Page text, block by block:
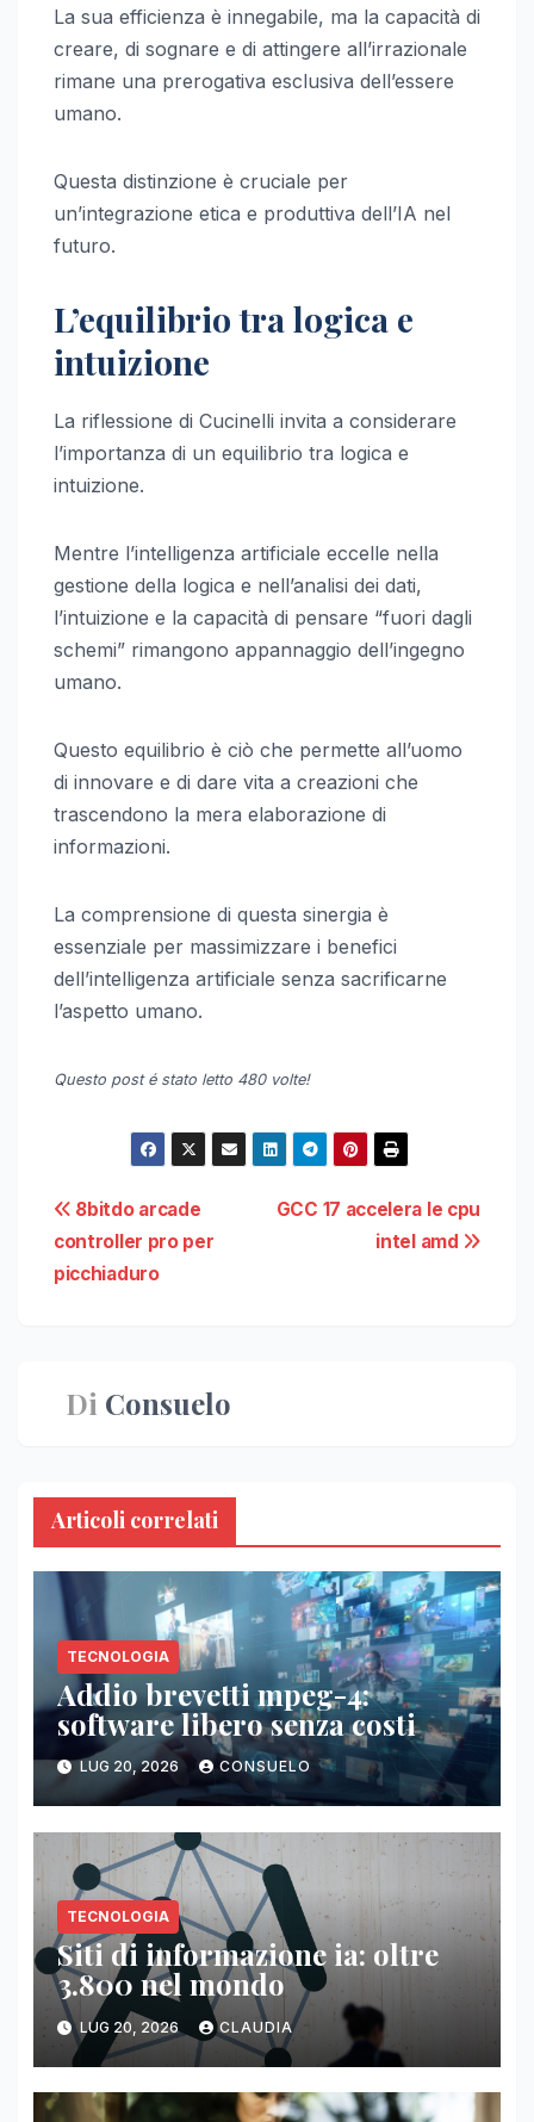
La sua efficienza è innegabile, ma la capacità di
creare, di sognare e di attingere all’irrazionale
rimane una prerogativa esclusiva dell’essere
umano.
Questa distinzione è cruciale per
un’integrazione etica e produttiva dell’IA nel
futuro.
L’equilibrio tra logica e
intuizione
La riflessione di Cucinelli invita a considerare
l’importanza di un equilibrio tra logica e
intuizione.
Mentre l’intelligenza artificiale eccelle nella
gestione della logica e nell’analisi dei dati,
l’intuizione e la capacità di pensare “fuori dagli
schemi” rimangono appannaggio dell’ingegno
umano.
Questo equilibrio è ciò che permette all’uomo
di innovare e di dare vita a creazioni che
trascendono la mera elaborazione di
informazioni.
La comprensione di questa sinergia è
essenziale per massimizzare i benefici
dell’intelligenza artificiale senza sacrificarne
l’aspetto umano.
Questo post é stato letto 480 volte!
Navigazione
articoli
GCC 17 accelera le cpu
intel amd
8bitdo arcade
controller pro per
picchiaduro
Di Consuelo
Articoli correlati
TECNOLOGIA
Addio brevetti mpeg-4:
software libero senza costi
LUG 20, 2026 CONSUELO
TECNOLOGIA
Siti di informazione ia: oltre
3.800 nel mondo
LUG 20, 2026 CLAUDIA